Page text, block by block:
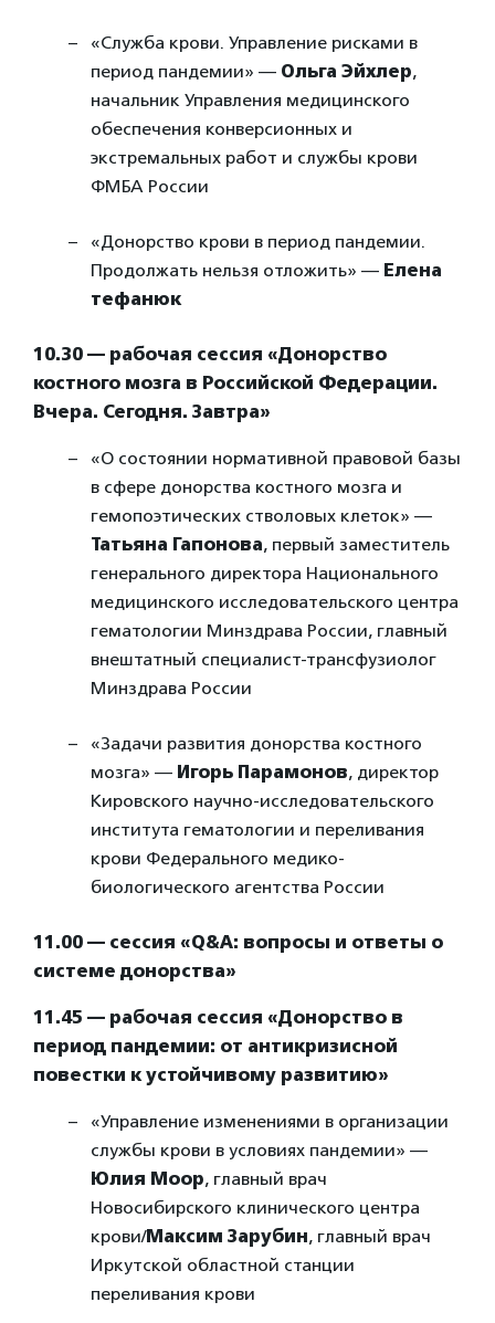
«Служба крови. Управление рисками в
период пандемии» — Ольга Эйхлер,
начальник Управления медицинского
обеспечения конверсионных и
экстремальных работ и службы крови
ФМБА России
«Донорство крови в период пандемии.
Продолжать нельзя отложить» — Елена
тефанюк
10.30 — рабочая сессия «Донорство
костного мозга в Российской Федерации.
Вчера. Сегодня. Завтра»
«О состоянии нормативной правовой базы
в сфере донорства костного мозга и
гемопоэтических стволовых клеток» —
Татьяна Гапонова, первый заместитель
генерального директора Национального
медицинского исследовательского центра
гематологии Минздрава России, главный
внештатный специалист-трансфузиолог
Минздрава России
«Задачи развития донорства костного
мозга» — Игорь Парамонов, директор
Кировского научно-исследовательского
института гематологии и переливания
крови Федерального медико-
биологического агентства России
11.00 — сессия «Q&A: вопросы и ответы о
системе донорства»
11.45 — рабочая сессия «Донорство в
период пандемии: от антикризисной
повестки к устойчивому развитию»
«Управление изменениями в организации
службы крови в условиях пандемии» —
Юлия Моор, главный врач
Новосибирского клинического центра
крови/Максим Зарубин, главный врач
Иркутской областной станции
переливания крови